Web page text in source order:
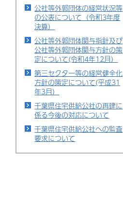
公社等外郭団体の経営状況等
の公表について（令和3年度
決算）
公社等外郭団体関与指針及び
公社等外郭団体関与方針の策
定について(令和4年12月）
第三セクター等の経営健全化
方針の策定について(平成31
年3月）
千葉県住宅供給公社の再建に
係る今後の対応について
千葉県住宅供給公社への監査
要求について